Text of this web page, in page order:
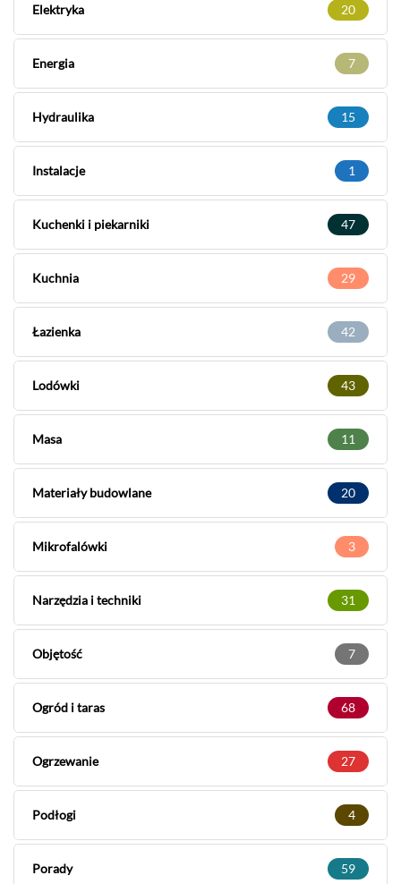
Elektryka 20
Energia 7
Hydraulika 15
Instalacje 1
Kuchenki i piekarniki 47
Kuchnia 29
Łazienka 42
Lodówki 43
Masa 11
Materiały budowlane 20
Mikrofalówki 3
Narzędzia i techniki 31
Objętość 7
Ogród i taras 68
Ogrzewanie 27
Podłogi 4
Porady 59